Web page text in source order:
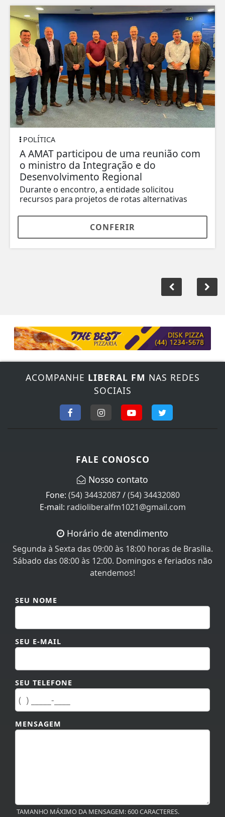
POLÍTICA
A AMAT participou de uma reunião com
o ministro da Integração e do
Desenvolvimento Regional
Durante o encontro, a entidade solicitou
recursos para projetos de rotas alternativas
CONFERIR
SOCIAIS
(54) 34432087/(54) 34432080
E-mail: radioliberalfm1021@gmail.com
Segunda à Sexta das 09:00 às 18:00 horas de Brasília.
Sábado das 08:00 às 12:00. Domingos e feriados não
atendemos!
SEU E-MAIL
SEU TELEFONE
MENSAGEM